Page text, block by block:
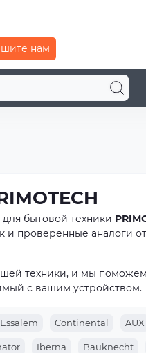
нам
бытовой техники
и проверенные аналоги
техники, и мы
с вашим устройством.
Essalem Continental AUX
Iberna Bauknecht